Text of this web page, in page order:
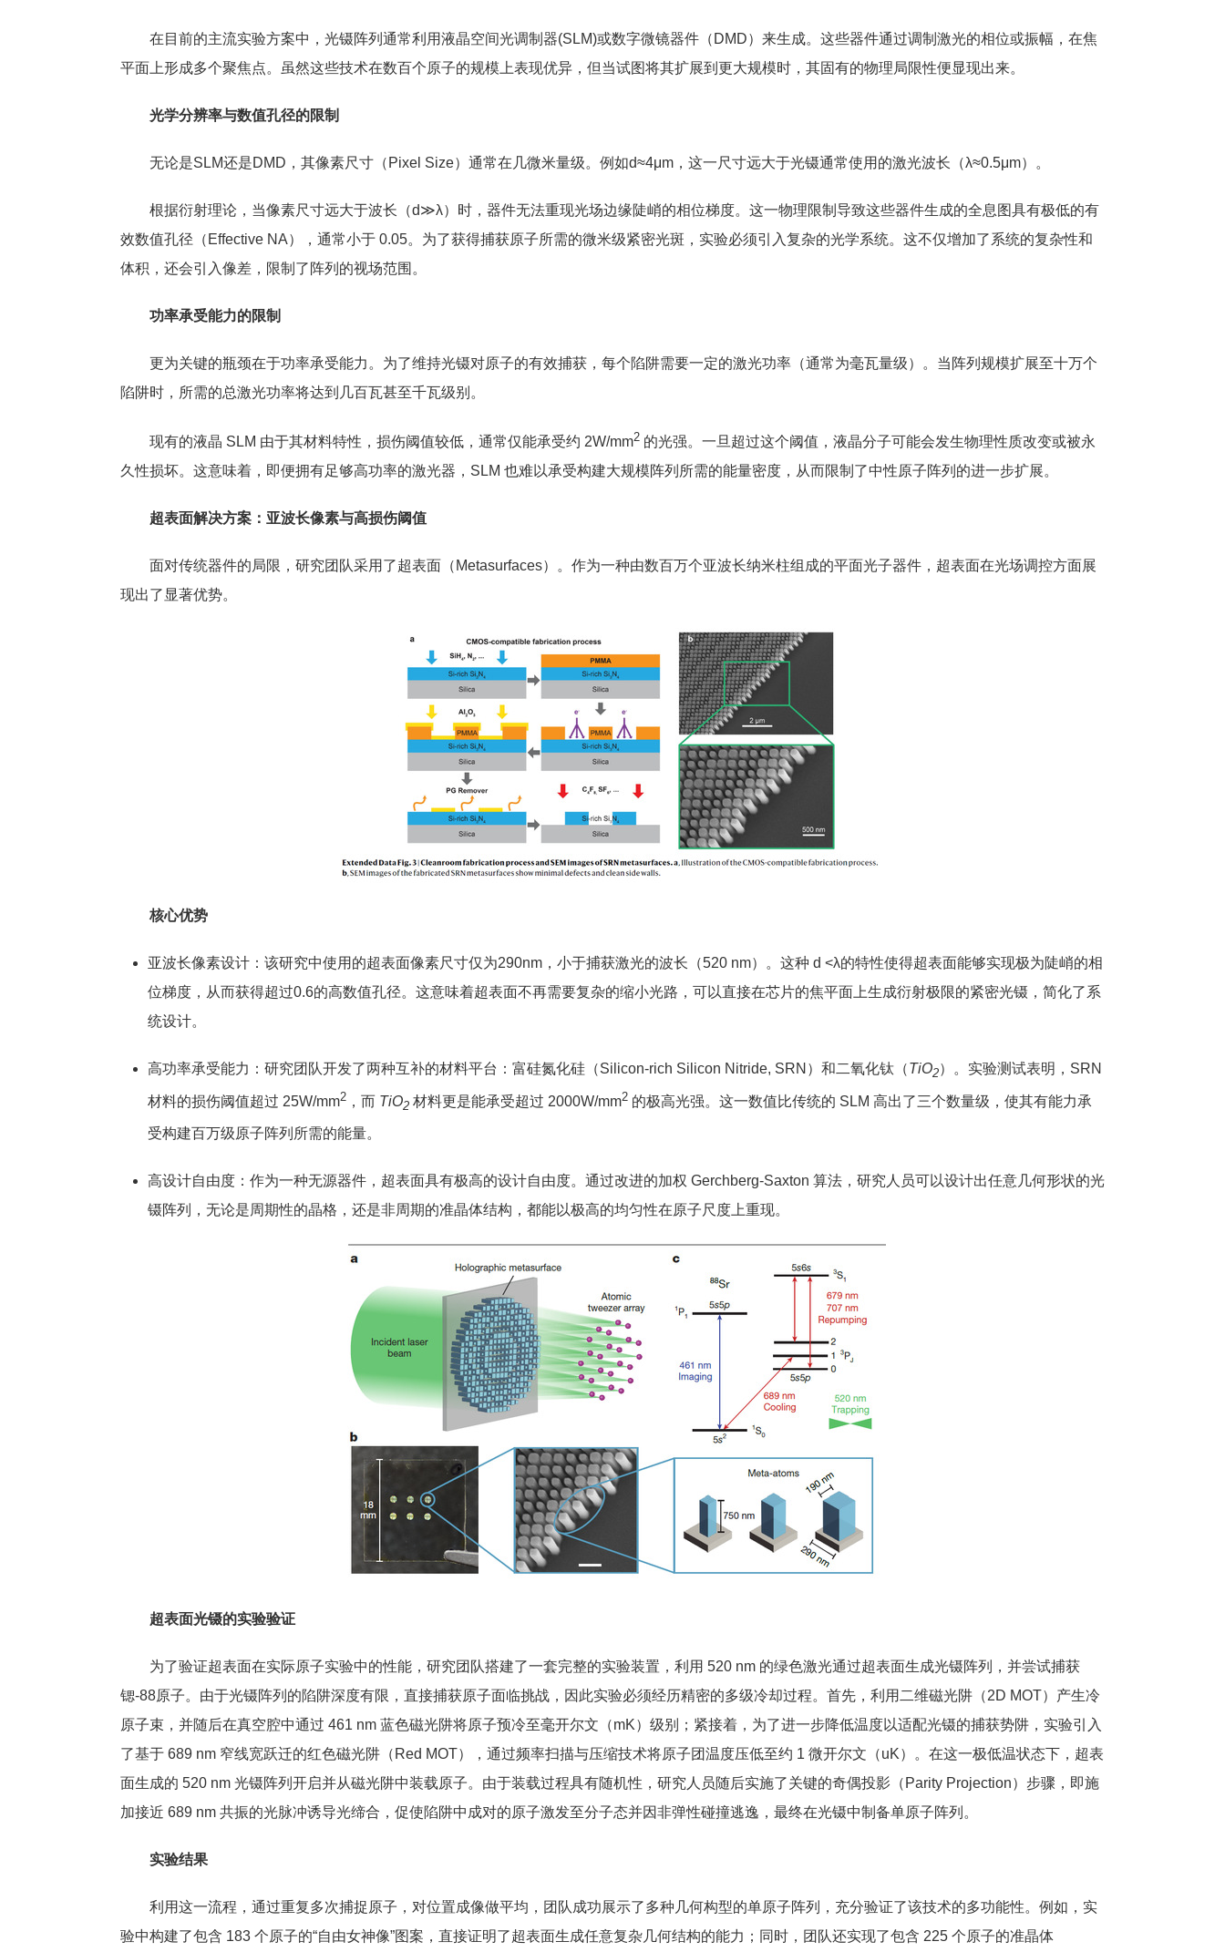
在目前的主流实验方案中，光镊阵列通常利用液晶空间光调制器(SLM)或数字微镜器件（DMD）来生成。这些器件通过调制激光的相位或振幅，在焦
平面上形成多个聚焦点。虽然这些技术在数百个原子的规模上表现优异，但当试图将其扩展到更大规模时，其固有的物理局限性便显现出来。
光学分辨率与数值孔径的限制
无论是SLM还是DMD，其像素尺寸（Pixel Size）通常在几微米量级。例如d≈4μm，这一尺寸远大于光镊通常使用的激光波长（λ≈0.5μm）。
根据衍射理论，当像素尺寸远大于波长（d≫λ）时，器件无法重现光场边缘陡峭的相位梯度。这一物理限制导致这些器件生成的全息图具有极低的有
效数值孔径（Effective NA），通常小于 0.05。为了获得捕获原子所需的微米级紧密光斑，实验必须引入复杂的光学系统。这不仅增加了系统的复杂性和
体积，还会引入像差，限制了阵列的视场范围。
功率承受能力的限制
更为关键的瓶颈在于功率承受能力。为了维持光镊对原子的有效捕获，每个陷阱需要一定的激光功率（通常为毫瓦量级）。当阵列规模扩展至十万个
陷阱时，所需的总激光功率将达到几百瓦甚至千瓦级别。
现有的液晶 SLM 由于其材料特性，损伤阈值较低，通常仅能承受约 2W/mm2 的光强。一旦超过这个阈值，液晶分子可能会发生物理性质改变或被永
久性损坏。这意味着，即便拥有足够高功率的激光器，SLM 也难以承受构建大规模阵列所需的能量密度，从而限制了中性原子阵列的进一步扩展。
超表面解决方案：亚波长像素与高损伤阈值
面对传统器件的局限，研究团队采用了超表面（Metasurfaces）。作为一种由数百万个亚波长纳米柱组成的平面光子器件，超表面在光场调控方面展
现出了显著优势。
核心优势
亚波长像素设计：该研究中使用的超表面像素尺寸仅为290nm，小于捕获激光的波长（520 nm）。这种 d <λ的特性使得超表面能够实现极为陡峭的相
位梯度，从而获得超过0.6的高数值孔径。这意味着超表面不再需要复杂的缩小光路，可以直接在芯片的焦平面上生成衍射极限的紧密光镊，简化了系
统设计。
高功率承受能力：研究团队开发了两种互补的材料平台：富硅氮化硅（Silicon-rich Silicon Nitride, SRN）和二氧化钛（TiO2）。实验测试表明，SRN
材料的损伤阈值超过 25W/mm2 ，而 TiO2 材料更是能承受超过 2000W/mm2 的极高光强。这一数值比传统的 SLM 高出了三个数量级，使其有能力承
受构建百万级原子阵列所需的能量。
高设计自由度：作为一种无源器件，超表面具有极高的设计自由度。通过改进的加权 Gerchberg-Saxton 算法，研究人员可以设计出任意几何形状的光
镊阵列，无论是周期性的晶格，还是非周期的准晶体结构，都能以极高的均匀性在原子尺度上重现。
超表面光镊的实验验证
为了验证超表面在实际原子实验中的性能，研究团队搭建了一套完整的实验装置，利用 520 nm 的绿色激光通过超表面生成光镊阵列，并尝试捕获
锶-88原子。由于光镊阵列的陷阱深度有限，直接捕获原子面临挑战，因此实验必须经历精密的多级冷却过程。首先，利用二维磁光阱（2D MOT）产生冷
原子束，并随后在真空腔中通过 461 nm 蓝色磁光阱将原子预冷至毫开尔文（mK）级别；紧接着，为了进一步降低温度以适配光镊的捕获势阱，实验引入
了基于 689 nm 窄线宽跃迁的红色磁光阱（Red MOT），通过频率扫描与压缩技术将原子团温度压低至约 1 微开尔文（uK）。在这一极低温状态下，超表
面生成的 520 nm 光镊阵列开启并从磁光阱中装载原子。由于装载过程具有随机性，研究人员随后实施了关键的奇偶投影（Parity Projection）步骤，即施
加接近 689 nm 共振的光脉冲诱导光缔合，促使陷阱中成对的原子激发至分子态并因非弹性碰撞逃逸，最终在光镊中制备单原子阵列。
实验结果
利用这一流程， 通过重复多次捕捉原子，对位置成像做平均 ，团队成功展示了多种几何构型的单原子阵列，充分验证了该技术的多功能性。例如，实
验中构建了包含 183 个原子的“自由女神像”图案，直接证明了超表面生成任意复杂几何结构的能力；同时，团队还实现了包含 225 个原子的准晶体